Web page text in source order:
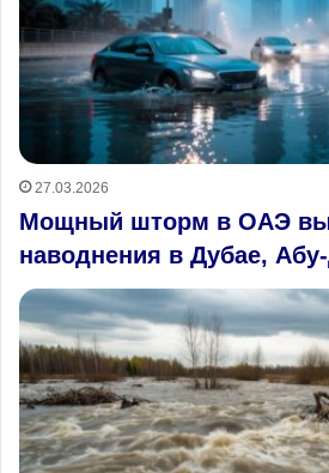
27.03.2026
Мощный шторм в ОАЭ
наводнения в Дубае,